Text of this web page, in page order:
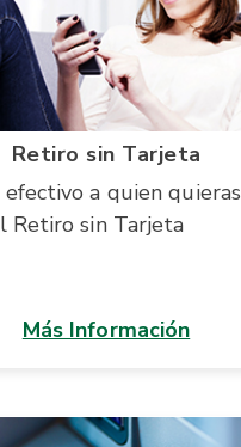
Retiro sin Tarjeta
efectivo a quien quieras
Retiro sin Tarjeta
Más Información